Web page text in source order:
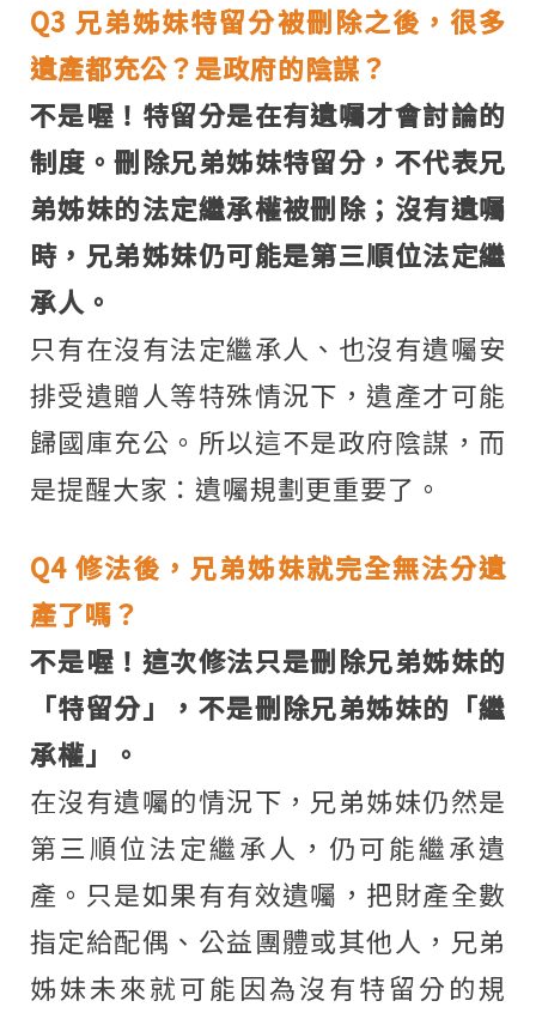
Q3 兄弟姊妹特留分被刪除之後，很多
遺產都充公？是政府的陰謀？
不是喔！特留分是在有遺囑才會討論的
制度。刪除兄弟姊妹特留分，不代表兄
弟姊妹的法定繼承權被刪除；沒有遺囑
時，兄弟姊妹仍可能是第三順位法定繼
承人。
只有在沒有法定繼承人、也沒有遺囑安
排受遺贈人等特殊情況下，遺產才可能
歸國庫充公。所以這不是政府陰謀，而
是提醒大家：遺囑規劃更重要了。
Q4 修法後，兄弟姊妹就完全無法分遺
產了嗎？
不是喔！這次修法只是刪除兄弟姊妹的
「特留分」，不是刪除兄弟姊妹的「繼
承權」。
在沒有遺囑的情況下，兄弟姊妹仍然是
第三順位法定繼承人，仍可能繼承遺
產。只是如果有有效遺囑，把財產全數
指定給配偶、公益團體或其他人，兄弟
姊妹未來就可能因為沒有特留分的規